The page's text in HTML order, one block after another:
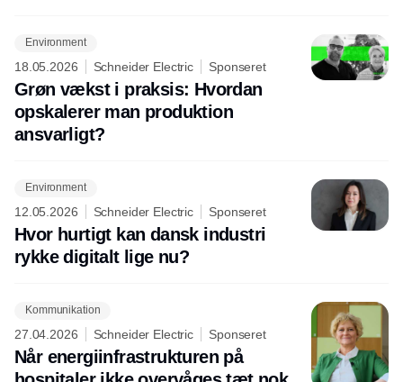
Environment
18.05.2026 Schneider Electric Sponseret
Grøn vækst i praksis: Hvordan
opskalerer man produktion
ansvarligt?
Environment
12.05.2026 Schneider Electric Sponseret
Hvor hurtigt kan dansk industri
rykke digitalt lige nu?
Kommunikation
27.04.2026 Schneider Electric Sponseret
Når energiinfrastrukturen på